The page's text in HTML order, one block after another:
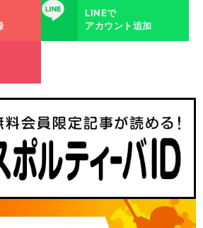
LINE
LINEで
アカウント追加